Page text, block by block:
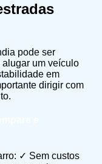
pode ser
um veículo
em
dirigir com
✓ Sem custos